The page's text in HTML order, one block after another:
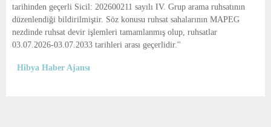
tarihinden geçerli Sicil: 202600211 sayılı IV. Grup arama ruhsatının
düzenlendiği bildirilmiştir. Söz konusu ruhsat sahalarının MAPEG
nezdinde ruhsat devir işlemleri tamamlanmış olup, ruhsatlar
03.07.2026-03.07.2033 tarihleri arası geçerlidir.''
Hibya Haber Ajansı